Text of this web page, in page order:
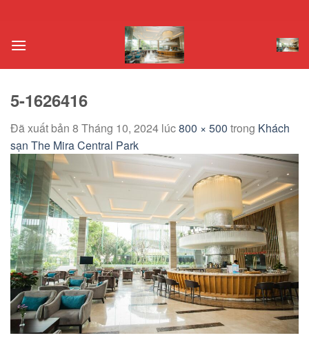
nội
5-1626416
Đã xuất bản 8 Tháng 10, 2024 lúc800 × 500 trong Khách
sạn The Mira Central Park